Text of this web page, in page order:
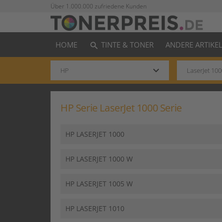
Über 1.000.000 zufriedene Kunden
HOME search TINTE & TONER ANDERE ARTIKEL
keyboard_arrow_down
HP Serie LaserJet 1000 Serie
HP LASERJET 1000
HP LASERJET 1000 W
HP LASERJET 1005 W
HP LASERJET 1010